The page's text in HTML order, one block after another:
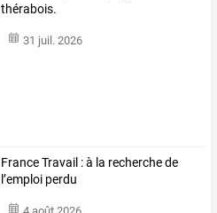
thérabois.
31 juil. 2026
France Travail : à la recherche de
l’emploi perdu